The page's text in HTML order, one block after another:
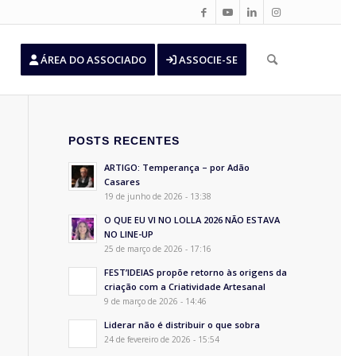
ÁREA DO ASSOCIADO ASSOCIE-SE
POSTS RECENTES
ARTIGO: Temperança – por Adão
Casares
19 de junho de 2026 - 13:38
O QUE EU VI NO LOLLA 2026 NÃO ESTAVA
NO LINE-UP
25 de março de 2026 - 17:16
FEST’IDEIAS propõe retorno às origens da
criação com a Criatividade Artesanal
9 de março de 2026 - 14:46
Liderar não é distribuir o que sobra
24 de fevereiro de 2026 - 15:54